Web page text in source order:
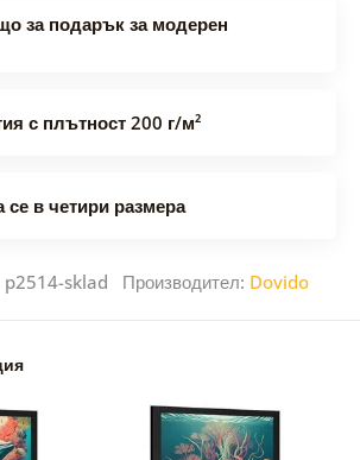
за подарък за модерен
с плътност 200 г/м²
се в четири размера
p2514-sklad Производител: Dovido